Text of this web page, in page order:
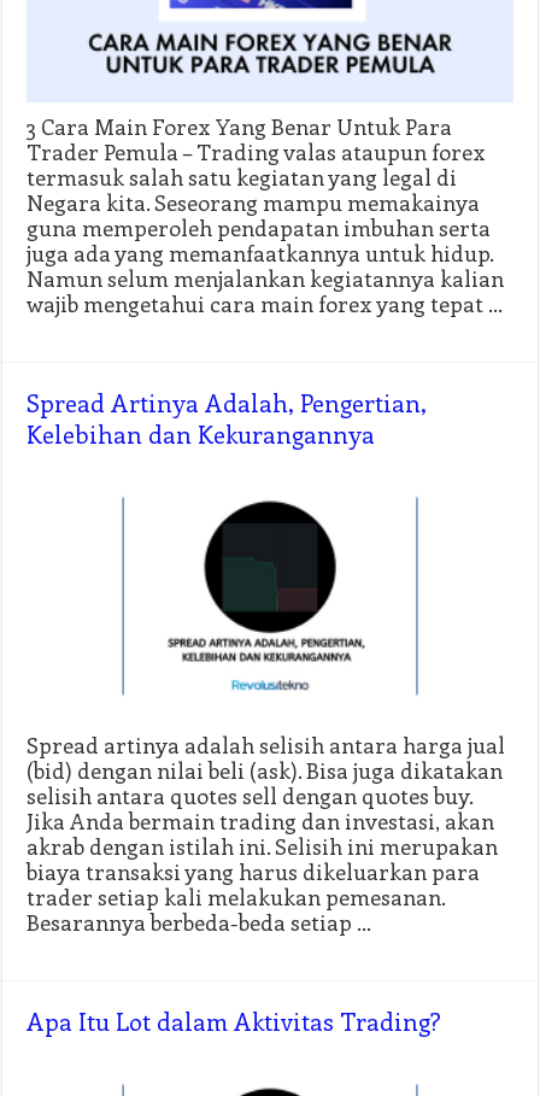
3 Cara Main Forex Yang Benar Untuk Para
Trader Pemula – Trading valas ataupun forex
termasuk salah satu kegiatan yang legal di
Negara kita. Seseorang mampu memakainya
guna memperoleh pendapatan imbuhan serta
juga ada yang memanfaatkannya untuk hidup.
Namun selum menjalankan kegiatannya kalian
wajib mengetahui cara main forex yang tepat …
Spread Artinya Adalah, Pengertian,
Kelebihan dan Kekurangannya
Spread artinya adalah selisih antara harga jual
(bid) dengan nilai beli (ask). Bisa juga dikatakan
selisih antara quotes sell dengan quotes buy.
Jika Anda bermain trading dan investasi, akan
akrab dengan istilah ini. Selisih ini merupakan
biaya transaksi yang harus dikeluarkan para
trader setiap kali melakukan pemesanan.
Besarannya berbeda-beda setiap …
Apa Itu Lot dalam Aktivitas Trading?